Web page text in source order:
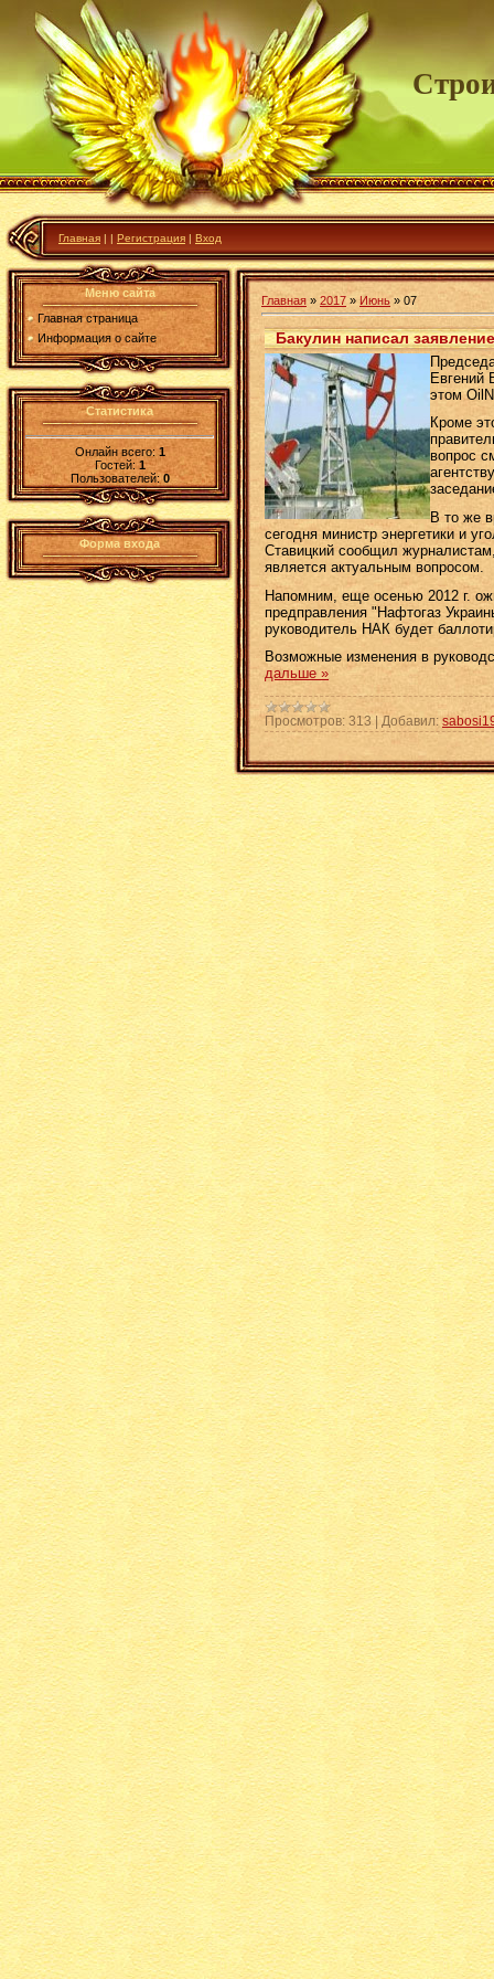
Главная | | Регистрация | Вход
Меню сайта
Главная страница
Информация о сайте
Статистика
Онлайн всего:1
Гостей:1
Пользователей: 0
Форма входа
Главная » 2017 » Июнь » 07
Бакулин написал
Евгений
этом
Кроме
вопрос
В то же
сегодня министр энергетики и
Ставицкий сообщил
является актуальным вопросом.
Напомним, еще осенью 2012 г.
предправления "Нафтогаз
руководитель НАК будет
Возможные изменения в
дальше »
Просмотров: 313 | Добавил: